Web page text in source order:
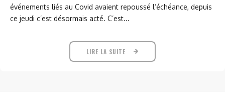
événements liés au Covid avaient repoussé l’échéance, depuis
ce jeudi c’est désormais acté. C’est...
LIRE LA SUITE